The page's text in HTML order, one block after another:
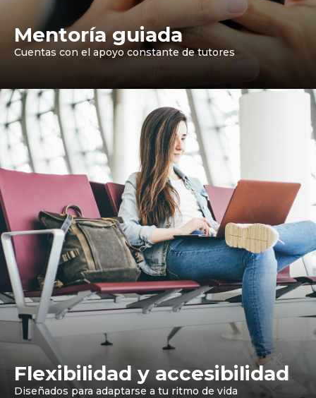
Mentoría guiada
Cuentas con el apoyo constante de tutores
Flexibilidad y accesibilidad
Diseñados para adaptarse a tu ritmo de vida